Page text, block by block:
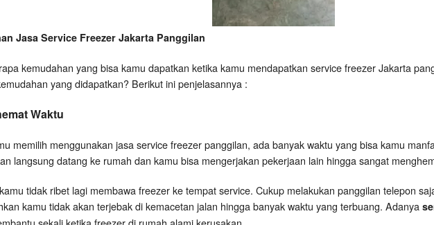
Jasa Service Freezer Jakarta Panggilan
kemudahan yang bisa kamu dapatkan ketika kamu mendapatkan service freezer Jakarta
yang didapatkan? Berikut ini penjelasannya :
Waktu
memilih menggunakan jasa service freezer panggilan, ada banyak waktu yang bisa kamu
langsung datang ke rumah dan kamu bisa mengerjakan pekerjaan lain hingga sangat
tidak ribet lagi membawa freezer ke tempat service. Cukup melakukan panggilan telepon
kamu tidak akan terjebak di kemacetan jalan hingga banyak waktu yang terbuang. Adanya